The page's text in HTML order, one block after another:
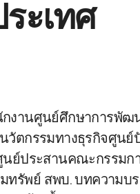
ะเทศ
วัตกรรมทางธุรกิจศูน
นย์ประสานคณะกรรม
ทรัพย์ สพบ. บทความบ